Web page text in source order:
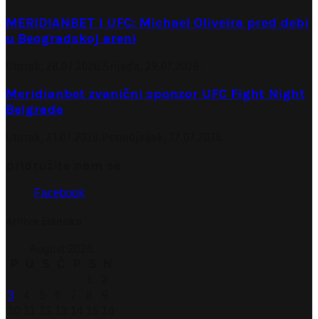
MERIDIANBET I UFC: Michael Oliveira pred debi
u Beogradskoj areni
Meridianbet zvanični sponzor UFC Fight Night
Belgrade
Facebook
3